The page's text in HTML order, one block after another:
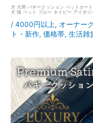
犬 犬用 バギークッション ペットカー
犬 猫 ペット ブルー ネイビー アイボ
/4000円以上, オーナー
ト・新作,価格帯,生活雑